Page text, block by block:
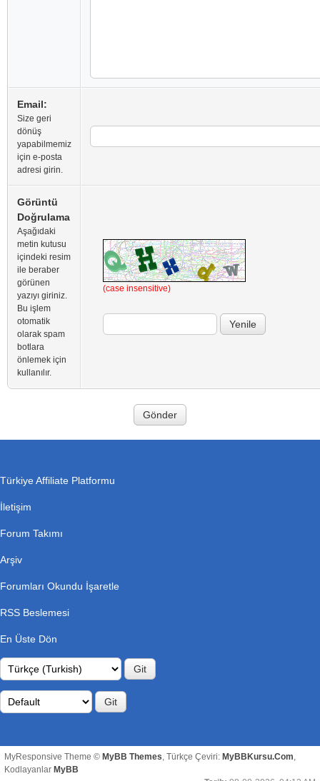
Email:
Size geri
dönüş
yapabilmemiz
için e-posta
adresi girin.
Görüntü
Doğrulama
Aşağıdaki
metin kutusu
içindeki resim
ile beraber
görünen
yazıyı giriniz.
Bu işlem
otomatik
olarak spam
botlara
önlemek için
kullanılır.
(case insensitive)
Türkiye Affiliate Platformu
İletişim
Forum Takımı
Arşiv
Forumları Okundu İşaretle
RSS Beslemesi
En Üste Dön
MyResponsive Theme © MyBB Themes, Türkçe Çeviri: MyBBKursu.Com,
Kodlayanlar MyBB